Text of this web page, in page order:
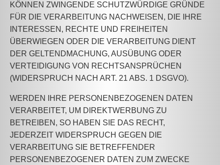
KÖNNEN ZWINGENDE SCHUTZWÜRDIGE GRÜNDE
FÜR DIE VERARBEITUNG NACHWEISEN, DIE IHRE
INTERESSEN, RECHTE UND FREIHEITEN
ÜBERWIEGEN ODER DIE VERARBEITUNG DIENT
DER GELTENDMACHUNG, AUSÜBUNG ODER
VERTEIDIGUNG VON RECHTSANSPRÜCHEN
(WIDERSPRUCH NACH ART. 21 ABS. 1 DSGVO).
WERDEN IHRE PERSONENBEZOGENEN DATEN
VERARBEITET, UM DIREKTWERBUNG ZU
BETREIBEN, SO HABEN SIE DAS RECHT,
JEDERZEIT WIDERSPRUCH GEGEN DIE
VERARBEITUNG SIE BETREFFENDER
PERSONENBEZOGENER DATEN ZUM ZWECKE